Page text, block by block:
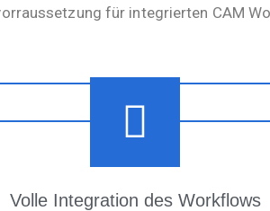
für integrierten CAM
Volle Integration des Workflows